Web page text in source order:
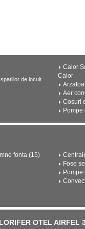
de locuit
Calor
Calor
Aer
Cosuri
Pompe
fonta (15)
Fose
Pompe
OTEL